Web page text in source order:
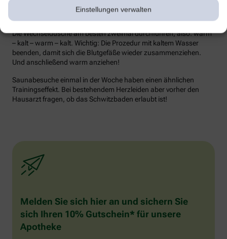
Einstellungen verwalten
Dann sind die Arme dran: Auch hier geht’s wieder von unten nach
oben, beginnend am rechten Handrücken bis zur Schulter und
von der Achsel am Innenarm wieder bis zur Handfläche zurück.
Die Wechseldusche am besten zweimal durchführen, also: warm
– kalt – warm – kalt. Wichtig: Die Prozedur mit kaltem Wasser
beenden, damit sich die Blutgefäße wieder zusammenziehen.
Und anschließend warm anziehen!
Saunabesuche einmal in der Woche haben einen ähnlichen
Trainingseffekt. Bei bestehendem Herzleiden aber vorher den
Hausarzt fragen, ob das Schwitzbaden erlaubt ist!
Melden Sie sich hier an und sichern Sie
sich Ihren 10% Gutschein* für unsere
Apotheke